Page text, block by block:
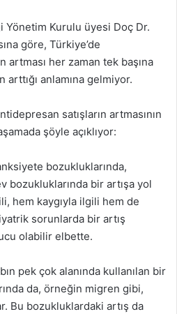
Kurulu üyesi Doç Dr.
göre, Türkiye’de
artması her zaman tek başına
arttığı anlamına gelmiyor.
satışların artmasının
şöyle açıklıyor:
bozukluklarında,
bozukluklarında bir artışa yol
hem kaygıyla ilgili hem de
sorunlarda bir artış
olabilir elbette.
pek çok alanında kullanılan bir
da, örneğin migren gibi,
Bu bozukluklardaki artış da